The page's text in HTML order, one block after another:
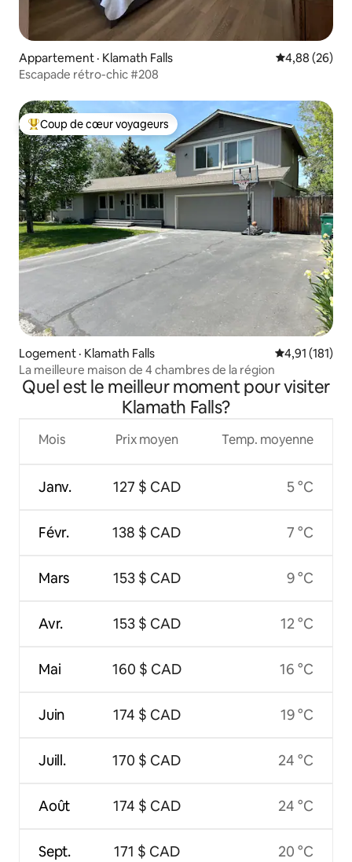
Appartement · Klamath Falls Note
4,88 (26)
Escapade rétro-chic #208
Coup de cœur voyageurs parmi les plus aimés
Coup de cœur voyageurs
Logement · Klamath Falls Note
4,91 (181)
La meilleure maison de 4 chambres de la région
Quel est le meilleur moment pour visiter
Klamath Falls?
Mois
Janv.
Févr.
Mars
Avr.
Mai
Juin
Juill.
Août
Sept.
Prix moyen
127 $ CAD
138 $ CAD
153 $ CAD
153 $ CAD
160 $ CAD
174 $ CAD
170 $ CAD
174 $ CAD
171 $ CAD
Temp. moyenne
5 °C
7 °C
9 °C
12 °C
16 °C
19 °C
24 °C
24 °C
20 °C